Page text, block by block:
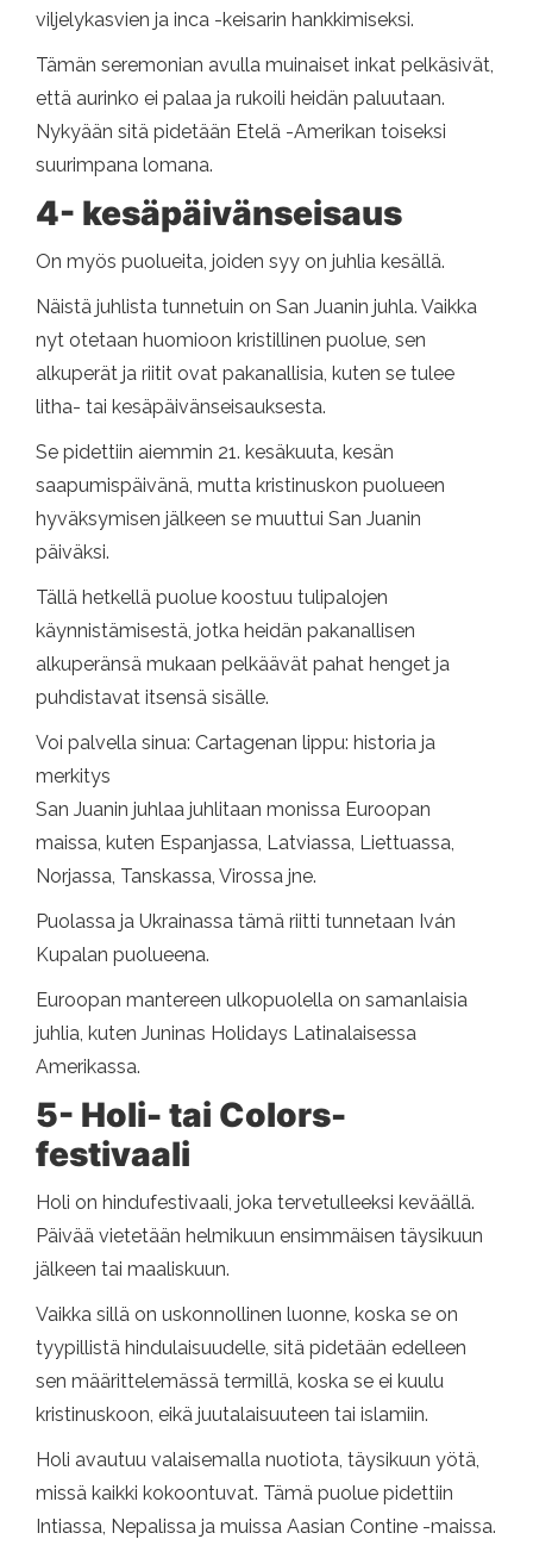
viljelykasvien ja inca -keisarin hankkimiseksi.
Tämän seremonian avulla muinaiset inkat pelkäsivät,
että aurinko ei palaa ja rukoili heidän paluutaan.
Nykyään sitä pidetään Etelä -Amerikan toiseksi
suurimpana lomana.
4- kesäpäivänseisaus
On myös puolueita, joiden syy on juhlia kesällä.
Näistä juhlista tunnetuin on San Juanin juhla. Vaikka
nyt otetaan huomioon kristillinen puolue, sen
alkuperät ja riitit ovat pakanallisia, kuten se tulee
litha- tai kesäpäivänseisauksesta.
Se pidettiin aiemmin 21. kesäkuuta, kesän
saapumispäivänä, mutta kristinuskon puolueen
hyväksymisen jälkeen se muuttui San Juanin
päiväksi.
Tällä hetkellä puolue koostuu tulipalojen
käynnistämisestä, jotka heidän pakanallisen
alkuperänsä mukaan pelkäävät pahat henget ja
puhdistavat itsensä sisälle.
Voi palvella sinua: Cartagenan lippu: historia ja
merkitys
San Juanin juhlaa juhlitaan monissa Euroopan
maissa, kuten Espanjassa, Latviassa, Liettuassa,
Norjassa, Tanskassa, Virossa jne.
Puolassa ja Ukrainassa tämä riitti tunnetaan Iván
Kupalan puolueena.
Euroopan mantereen ulkopuolella on samanlaisia ​​
juhlia, kuten Juninas Holidays Latinalaisessa
Amerikassa.
5- Holi- tai Colors-
festivaali
Holi on hindufestivaali, joka tervetulleeksi keväällä.
Päivää vietetään helmikuun ensimmäisen täysikuun
jälkeen tai maaliskuun.
Vaikka sillä on uskonnollinen luonne, koska se on
tyypillistä hindulaisuudelle, sitä pidetään edelleen
sen määrittelemässä termillä, koska se ei kuulu
kristinuskoon, eikä juutalaisuuteen tai islamiin.
Holi avautuu valaisemalla nuotiota, täysikuun yötä,
missä kaikki kokoontuvat. Tämä puolue pidettiin
Intiassa, Nepalissa ja muissa Aasian Contine -maissa.